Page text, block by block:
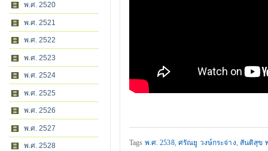
พ.ศ. 2520
พ.ศ. 2521
พ.ศ. 2522
พ.ศ. 2523
พ.ศ. 2524
พ.ศ. 2525
พ.ศ. 2526
พ.ศ. 2527
พ.ศ. 2528 Tags พ.ศ. 2538, ศรัณยู วงษ์กระจ่าง สันติสุข